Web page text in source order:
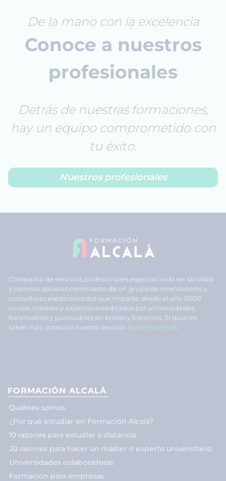
De la mano con la excelencia
Conoce a nuestros
profesionales
Detrás de nuestras formaciones,
hay un equipo comprometido con
tu éxito.
Nuestros profesionales
Compañía de servicios profesionales especializada en sanidad
y ciencias sociales compuesto de un grupo de orientadores y
consultores especializados que imparte desde el año 2000
cursos, másters y expertos acreditados por universidades,
baremables y puntuables en bolsas y baremos. Si quieres
saber más, consulta nuestra sección quiénes somos
FORMACIÓN ALCALÁ
Quiénes somos
¿Por qué estudiar en Formación Alcalá?
10 razones para estudiar a distancia
20 razones para hacer un máster o experto universitario
Universidades colaboradoras
Formación para empresas